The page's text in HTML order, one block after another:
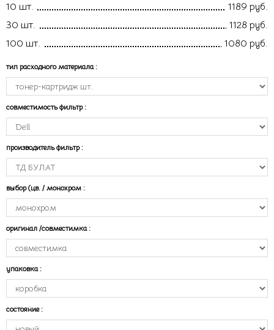
10 шт.
1189 руб.
30 шт.
1128 руб.
100 шт.
1080 руб.
тип расходного материала :
совместимость фильтр :
производитель фильтр :
выбор (цв. / монохром :
оригинал /совместимка :
упаковка :
состояние :